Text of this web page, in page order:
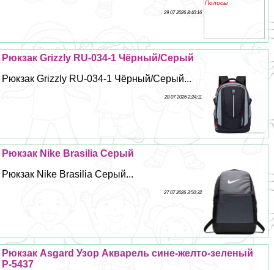
29 07 2026 8:40:16
Рюкзак Grizzly RU-034-1 Чёрный/Серый
Рюкзак Grizzly RU-034-1 Чёрный/Серый...
28 07 2026 2:24:11
Рюкзак Nike Brasilia Серый
Рюкзак Nike Brasilia Серый...
27 07 2026 3:50:32
Рюкзак Asgard Узор Акварель сине-желто-зеленый
Р-5437